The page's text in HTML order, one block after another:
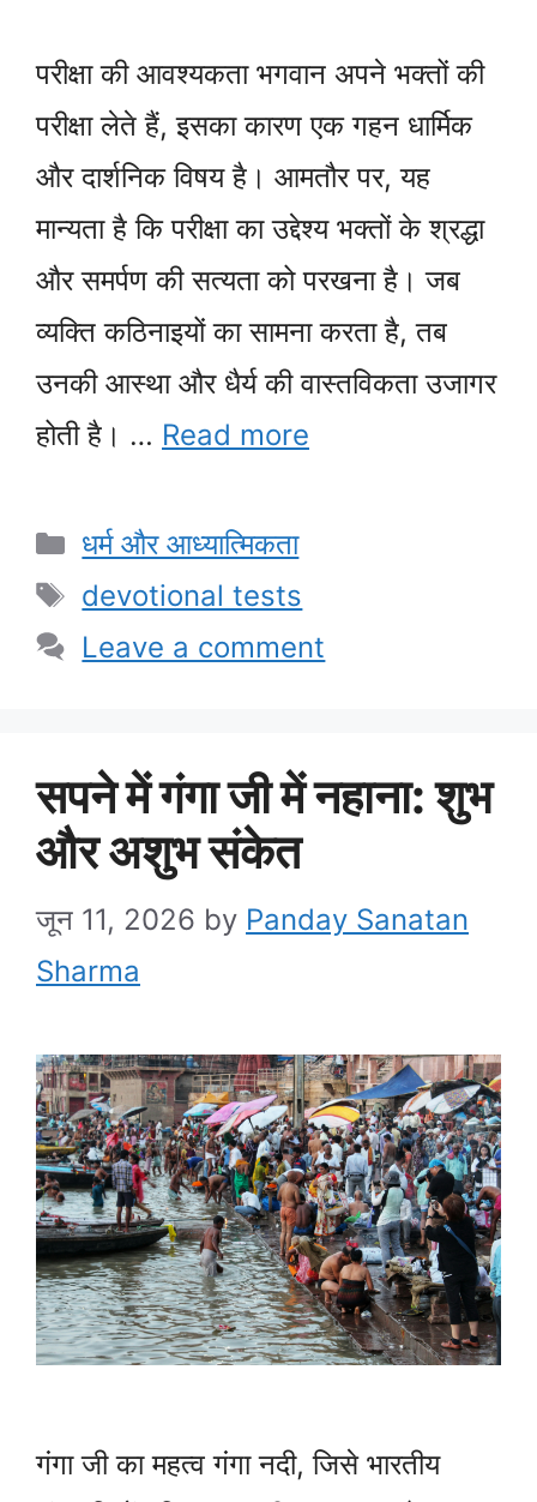
परीक्षा की आवश्यकता भगवान अपने भक्तों की
परीक्षा लेते हैं, इसका कारण एक गहन धार्मिक
और दार्शनिक विषय है। आमतौर पर, यह
मान्यता है कि परीक्षा का उद्देश्य भक्तों के श्रद्धा
और समर्पण की सत्यता को परखना है। जब
व्यक्ति कठिनाइयों का सामना करता है, तब
उनकी आस्था और धैर्य की वास्तविकता उजागर
होती है। … Read more
Categories
धर्म और आध्यात्मिकता
Tags
devotional tests
Leave a comment
सपने में गंगा जी में नहाना: शुभ
और अशुभ संकेत
जून 11, 2026 by Panday Sanatan
Sharma
गंगा जी का महत्व गंगा नदी, जिसे भारतीय